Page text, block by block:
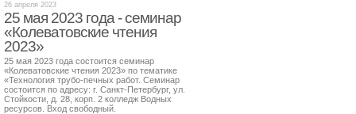
26 апреля 2023
25 мая 2023 года - семинар
«Колеватовские чтения
2023»
25 мая 2023 года состоится семинар
«Колеватовские чтения 2023» по тематике
«Технология трубо-печных работ. Семинар
состоится по адресу: г. Санкт-Петербург, ул.
Стойкости, д. 28, корп. 2 колледж Водных
ресурсов. Вход свободный.